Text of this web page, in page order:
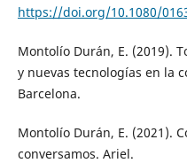
https://doi.org/10.1080/
Montolío Durán, E. (2019).
y nuevas tecnologías en la
Barcelona.
Montolío Durán, E. (2021).
conversamos. Ariel.